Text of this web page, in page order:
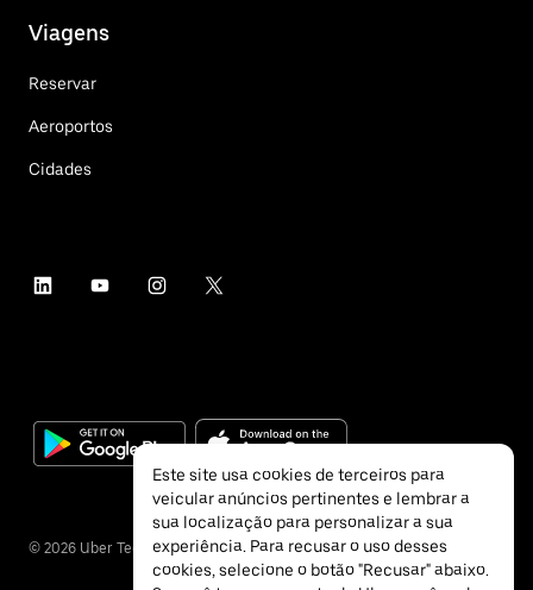
Viagens
Reservar
Aeroportos
Cidades
© 2026 Uber Technologies Inc.
Este site usa cookies de terceiros para
veicular anúncios pertinentes e lembrar a
sua localização para personalizar a sua
experiência. Para recusar o uso desses
cookies, selecione o botão "Recusar" abaixo.